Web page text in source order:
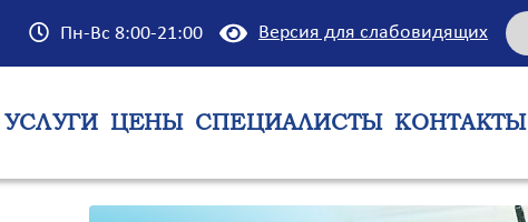
Пн-Вс 8:00-21:00 Версия для слабовидящих
УСЛУГИ ЦЕНЫ СПЕЦИАЛИСТЫ КОНТАКТЫ